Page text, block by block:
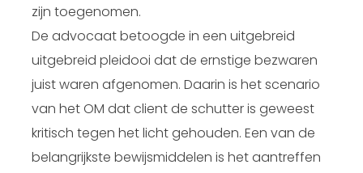
zijn toegenomen.
De advocaat betoogde in een uitgebreid
uitgebreid pleidooi dat de ernstige bezwaren
juist waren afgenomen. Daarin is het scenario
van het OM dat client de schutter is geweest
kritisch tegen het licht gehouden. Een van de
belangrijkste bewijsmiddelen is het aantreffen